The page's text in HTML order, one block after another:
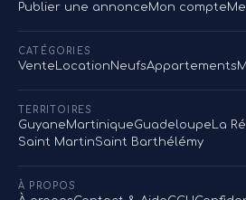
Publier une annonceMon compte
CATÉGORIES
Vente LocationNeufsAppartements
TERRITOIRES
GuyaneMartiniqueGuadeloupe La
Saint MartinSaint Barthélémy
À PROPOS